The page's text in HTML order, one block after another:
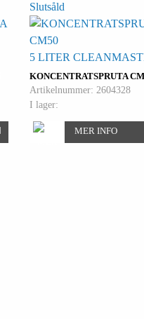
Slutsåld
KONCENTRATSPRUTA
5 LITER
Artikelnummer: 2604328
I lager:
MER INFO